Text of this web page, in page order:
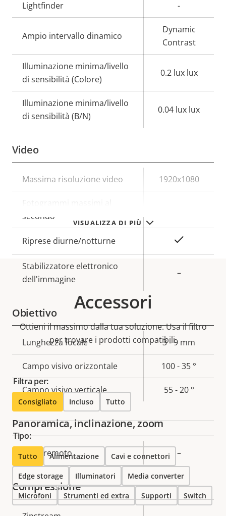
VISUALIZZA DI PIÙ
Lightfinder -
Ampio intervallo dinamico
Dynamic
Contrast
Illuminazione minima/livello
di sensibilità (Colore)
0.2 lux lux
Illuminazione minima/livello
di sensibilità (B/N)
0.04 lux lux
Video
Descrizione
Valore
Massima risoluzione video 1920x1080
secondo
Riprese diurne/notturne
Stabilizzatore elettronico
dell'immagine
–
Obiettivo
Descrizione
della
proprietà
Valore
della
proprietà
Lunghezza focale 3 - 9 mm
Campo visivo orizzontale 100 - 35 °
Campo visivo verticale 55 - 20 °
Panoramica, inclinazione, zoom
Descrizione
della
proprietà
Valore
della
proprietà
PTRZ remoto –
Compressione
Accessori
Ottieni il massimo dalla tua soluzione. Usa il filtro
per trovare i prodotti compatibili.
Filtra per:
Consigliato Incluso Tutto
Tipo:
Tutto Alimentazione Cavi e connettori
Edge storage Illuminatori Media converter
Microfoni Strumenti ed extra Supporti Switch